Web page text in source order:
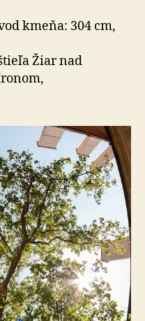
kmeňa: 304 cm,
Žiar nad